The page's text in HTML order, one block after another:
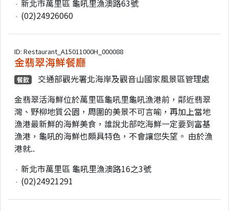
新北市萬里區 龜吼里漁澳路63號
(02)24926060
ID: Restaurant_A15011000H_000088
金翡翠海鮮餐廳
餐飲
交通部觀光署北海岸及觀音山國家風景區管理處
金翡翠活海鮮位於萬里區龜吼里龜吼漁港前，鄰近翡翠
灣、野柳地質公園，周圍的美景不可言喻，再加上當地
漁港最新鮮的海鮮美食，誰說北部吃海鮮一定要到富基
漁港，龜吼的海鮮也頗具特色，不會讓您失望。 由於漁
港就..
新北市萬里區 龜吼里漁澳路16之3號
(02)24921291